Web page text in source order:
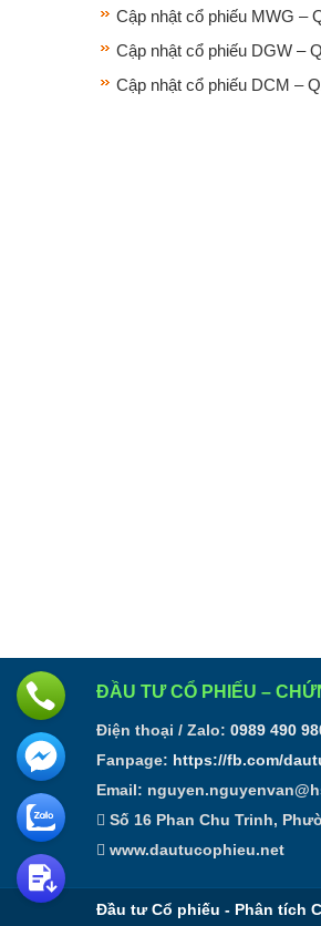
Cập nhật cổ phiếu MWG –
Cập nhật cổ phiếu DGW –
Cập nhật cổ phiếu DCM –
ĐẦU TƯ CỔ PHIẾU –
Điện thoại / Zalo: 0989 490
Fanpage: https://fb.com/
Email:
Số 16 Phan Chu Trinh,
www.dautucophieu.net
Đầu tư Cổ phiếu - Phân tích